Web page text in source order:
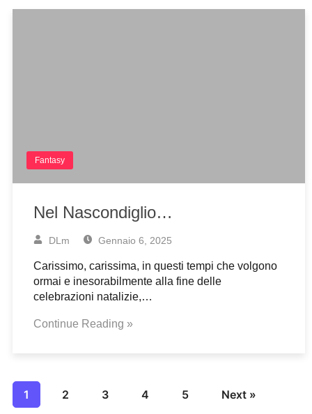
Fantasy
Nel Nascondiglio…
DLm Gennaio 6, 2025
Carissimo, carissima, in questi tempi che volgono
ormai e inesorabilmente alla fine delle
celebrazioni natalizie,…
Continue Reading »
1 2 3 4 5 Next »